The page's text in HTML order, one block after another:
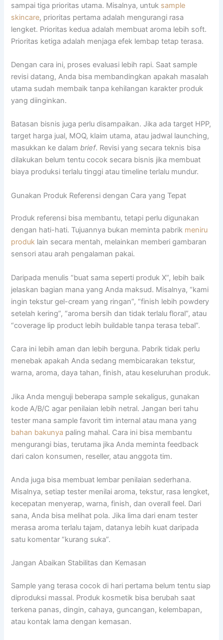
sampai tiga prioritas utama. Misalnya, untuk sample
skincare, prioritas pertama adalah mengurangi rasa
lengket. Prioritas kedua adalah membuat aroma lebih soft.
Prioritas ketiga adalah menjaga efek lembap tetap terasa.
Dengan cara ini, proses evaluasi lebih rapi. Saat sample
revisi datang, Anda bisa membandingkan apakah masalah
utama sudah membaik tanpa kehilangan karakter produk
yang diinginkan.
Batasan bisnis juga perlu disampaikan. Jika ada target HPP,
target harga jual, MOQ, klaim utama, atau jadwal launching,
masukkan ke dalambrief. Revisi yang secara teknis bisa
dilakukan belum tentu cocok secara bisnis jika membuat
biaya produksi terlalu tinggi atau timeline terlalu mundur.
Gunakan Produk Referensi dengan Cara yang Tepat
Produk referensi bisa membantu, tetapi perlu digunakan
dengan hati-hati. Tujuannya bukan meminta pabrik meniru
produk lain secara mentah, melainkan memberi gambaran
sensori atau arah pengalaman pakai.
Daripada menulis “buat sama seperti produk X”, lebih baik
jelaskan bagian mana yang Anda maksud. Misalnya, “kami
ingin tekstur gel-cream yang ringan”, “finish lebih powdery
setelah kering”, “aroma bersih dan tidak terlalu floral”, atau
“coverage lip product lebih buildable tanpa terasa tebal”.
Cara ini lebih aman dan lebih berguna. Pabrik tidak perlu
menebak apakah Anda sedang membicarakan tekstur,
warna, aroma, daya tahan, finish, atau keseluruhan produk.
Jika Anda menguji beberapa sample sekaligus, gunakan
kode A/B/C agar penilaian lebih netral. Jangan beri tahu
tester mana sample favorit tim internal atau mana yang
bahan bakunya paling mahal. Cara ini bisa membantu
mengurangi bias, terutama jika Anda meminta feedback
dari calon konsumen, reseller, atau anggota tim.
Anda juga bisa membuat lembar penilaian sederhana.
Misalnya, setiap tester menilai aroma, tekstur, rasa lengket,
kecepatan menyerap, warna, finish, dan overall feel. Dari
sana, Anda bisa melihat pola. Jika lima dari enam tester
merasa aroma terlalu tajam, datanya lebih kuat daripada
satu komentar “kurang suka”.
Jangan Abaikan Stabilitas dan Kemasan
Sample yang terasa cocok di hari pertama belum tentu siap
diproduksi massal. Produk kosmetik bisa berubah saat
terkena panas, dingin, cahaya, guncangan, kelembapan,
atau kontak lama dengan kemasan.